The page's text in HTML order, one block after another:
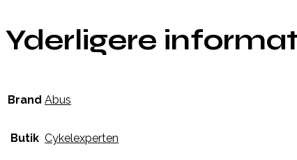
Yderligere
Brand Abus
Butik Cykelexperten